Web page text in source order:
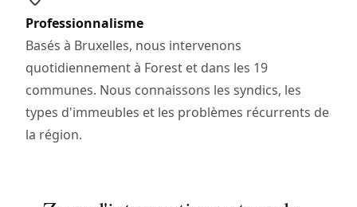
Professionnalisme
Basés à Bruxelles, nous intervenons
quotidiennement à Forest et dans les 19
communes. Nous connaissons les syndics, les
types d'immeubles et les problèmes récurrents de
la région.